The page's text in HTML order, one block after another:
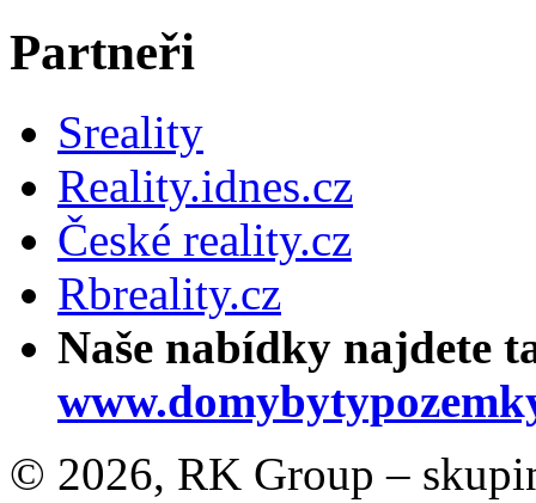
Partneři
Sreality
Reality.idnes.cz
České reality.cz
Rbreality.cz
Naše nabídky najdete
© 2026, RK Group –